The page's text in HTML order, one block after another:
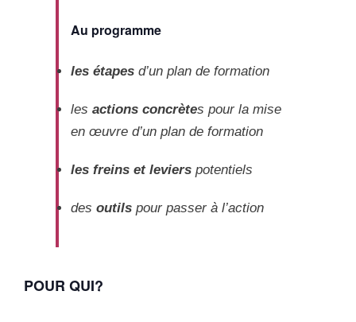
Au programme
les étapes d’un plan de formation
les actions concrètes pour la mise
en œuvre d’un plan de formation
les freins et leviers potentiels
des outils pour passer à l’action
POUR QUI?